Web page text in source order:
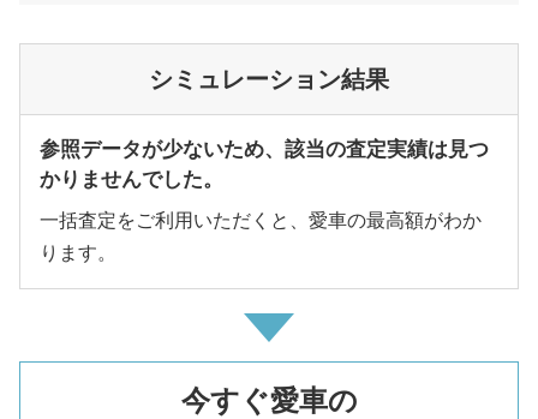
シミュレーション結果
参照データが少ないため、該当の査定実績は見つ
かりませんでした。
一括査定をご利用いただくと、愛車の最高額がわか
ります。
今すぐ愛車の